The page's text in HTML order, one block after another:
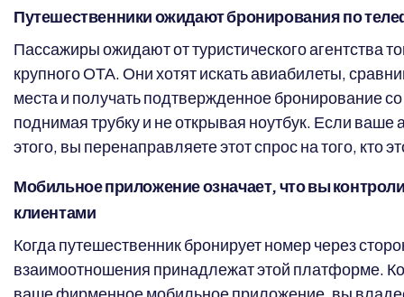
Путешественники ожидают бронирования по
Пассажиры ожидают от туристического агентства
крупного ОТА. Они хотят искать авиабилеты,
места и получать подтвержденное бронирование
поднимая трубку и не открывая ноутбук. Если ваше
этого, вы перенаправляете этот спрос на того, кто
Мобильное приложение означает, что вы
клиентами
Когда путешественник бронирует номер через
взаимоотношения принадлежат этой платформе.
ваше фирменное мобильное приложение, вы